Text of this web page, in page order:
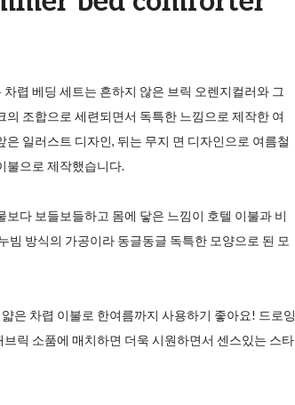
렵 베딩 세트는 흔하지 않은 브릭 오렌지컬러와 그
의 조합으로 세련되면서 독특한 느낌으로 제작한 여
은 일러스트 디자인, 뒤는 무지 면 디자인으로 여름철
불으로 제작했습니다.
보다 보들보들하고 몸에 닿은 느낌이 호텔 이불과 비
빔 방식의 가공이라 동글동글 독특한 모양으로 된 모
은 차렵 이불로 한여름까지 사용하기 좋아요! 드로잉
릭 소품에 매치하면 더욱 시원하면서 센스있는 스타